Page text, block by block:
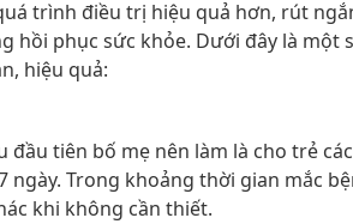
trình điều trị hiệu quả hơn, rút
hồi phục sức khỏe. Dưới đây là một
hiệu quả:
đầu tiên bố mẹ nên làm là cho trẻ
ngày. Trong khoảng thời gian mắc
khi không cần thiết.